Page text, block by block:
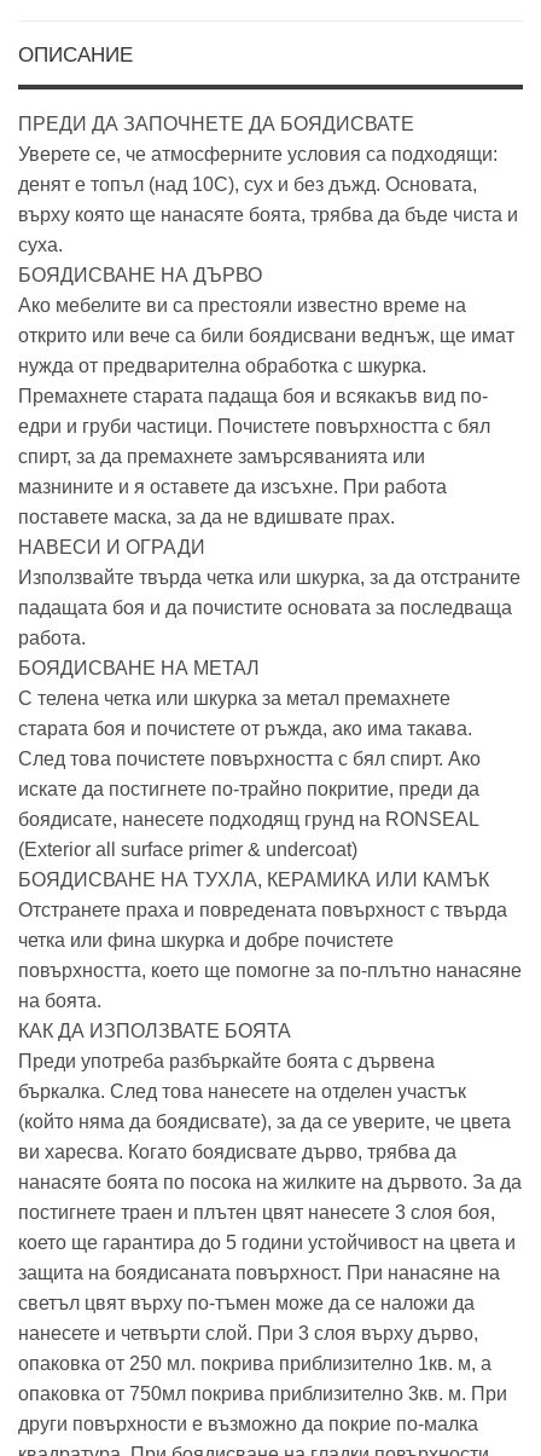
ОПИСАНИЕ
ПРЕДИ ДА ЗАПОЧНЕТЕ ДА БОЯДИСВАТЕ
Уверете се, че атмосферните условия са подходящи:
денят е топъл (над 10C), сух и без дъжд. Основата,
върху която ще нанасяте боята, трябва да бъде чиста и
суха.
БОЯДИСВАНЕ НА ДЪРВО
Ако мебелите ви са престояли известно време на
открито или вече са били боядисвани веднъж, ще имат
нужда от предварителна обработка с шкурка.
Премахнете старата падаща боя и всякакъв вид по-
едри и груби частици. Почистете повърхността с бял
спирт, за да премахнете замърсяванията или
мазнините и я оставете да изсъхне. При работа
поставете маска, за да не вдишвате прах.
НАВЕСИ И ОГРАДИ
Използвайте твърда четка или шкурка, за да отстраните
падащата боя и да почистите основата за последваща
работа.
БОЯДИСВАНЕ НА МЕТАЛ
С телена четка или шкурка за метал премахнете
старата боя и почистете от ръжда, ако има такава.
След това почистете повърхността с бял спирт. Ако
искате да постигнете по-трайно покритие, преди да
боядисате, нанесете подходящ грунд на RONSEAL
(Exterior all surface primer & undercoat)
БОЯДИСВАНЕ НА ТУХЛА, КЕРАМИКА ИЛИ КАМЪК
Отстранете праха и повредената повърхност с твърда
четка или фина шкурка и добре почистете
повърхността, което ще помогне за по-плътно нанасяне
на боята.
КАК ДА ИЗПОЛЗВАТЕ БОЯТА
Преди употреба разбъркайте боята с дървена
бъркалка. След това нанесете на отделен участък
(който няма да боядисвате), за да се уверите, че цвета
ви харесва. Когато боядисвате дърво, трябва да
нанасяте боята по посока на жилките на дървото. За да
постигнете траен и плътен цвят нанесете 3 слоя боя,
което ще гарантира до 5 години устойчивост на цвета и
защита на боядисаната повърхност. При нанасяне на
светъл цвят върху по-тъмен може да се наложи да
нанесете и четвърти слой. При 3 слоя върху дърво,
опаковка от 250 мл. покрива приблизително 1кв. м, а
опаковка от 750мл покрива приблизително 3кв. м. При
други повърхности е възможно да покрие по-малка